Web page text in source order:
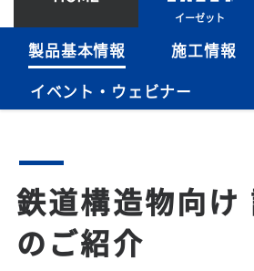
イーゼット
製品基本情報 施工情報
イベント・ウェビナー
鉄道構造物向け
のご紹介